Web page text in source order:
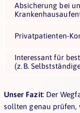
Absicherung bei
Privatpatienten-
Interessant für
(z. B.
Unser Fazit: Der
sollten genau prüfen,